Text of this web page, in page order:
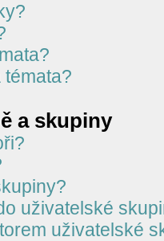
a skupiny
uživatelské
uživatelské